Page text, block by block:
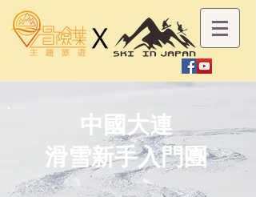
中國大連
滑雪新手入門團